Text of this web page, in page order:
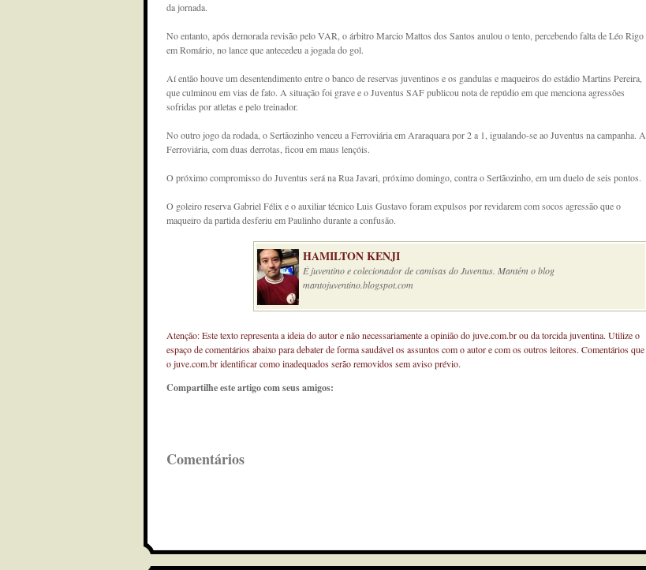
da jornada.
No entanto, após demorada revisão pelo VAR, o árbitro Marcio Mattos dos Santos anulou o tento, percebendo falta de Léo Rigo
em Romário, no lance que antecedeu a jogada do gol.
Aí então houve um desentendimento entre o banco de reservas juventinos e os gandulas e maqueiros do estádio Martins Pereira,
que culminou em vias de fato. A situação foi grave e o Juventus SAF publicou nota de repúdio em que menciona agressões
sofridas por atletas e pelo treinador.
No outro jogo da rodada, o Sertãozinho venceu a Ferroviária em Araraquara por 2 a 1, igualando-se ao Juventus na campanha. A
Ferroviária, com duas derrotas, ficou em maus lençóis.
O próximo compromisso do Juventus será na Rua Javari, próximo domingo, contra o Sertãozinho, em um duelo de seis pontos.
O goleiro reserva Gabriel Félix e o auxiliar técnico Luis Gustavo foram expulsos por revidarem com socos agressão que o
maqueiro da partida desferiu em Paulinho durante a confusão.
HAMILTON KENJI
É juventino e colecionador de camisas do Juventus. Mantém o blog
mantojuventino.blogspot.com
Atenção: Este texto representa a ideia do autor e não necessariamente a opinião do juve.com.br ou da torcida juventina. Utilize o
espaço de comentários abaixo para debater de forma saudável os assuntos com o autor e com os outros leitores. Comentários que
o juve.com.br identificar como inadequados serão removidos sem aviso prévio.
Compartilhe este artigo com seus amigos:
Comentários